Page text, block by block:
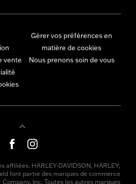
vente
Gérer vos préférences en
matière de cookies
Nous prenons soin de vous
affiliées. HARLEY-DAVIDSON, HARLEY,
font partie des marques de commerce
Inc. Toutes les autres marques